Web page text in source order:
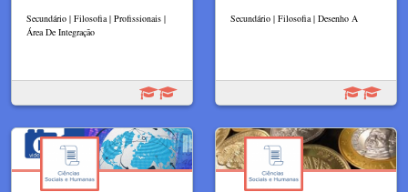
Secundário | Filosofia | Profissionais |
Área De Integração
Secundário | Filosofia | Desenho A